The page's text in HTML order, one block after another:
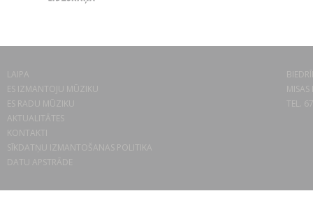
LAIPA
ES IZMANTOJU MŪZIKU
ES RADU MŪZIKU
AKTUALITĀTES
KONTAKTI
SĪKDATŅU IZMANTOŠANAS POLITIKA
DATU APSTRĀDE
TEL.